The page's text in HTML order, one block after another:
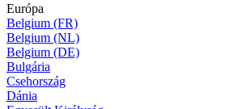
Európa
Belgium (FR)
Belgium (NL)
Belgium (DE)
Bulgária
Csehország
Dánia